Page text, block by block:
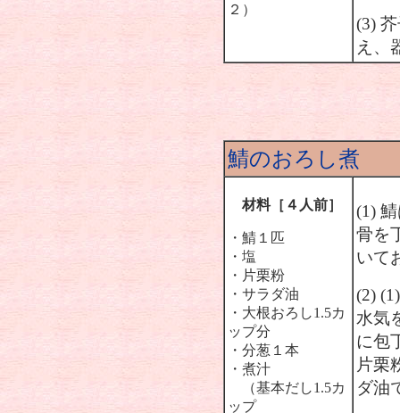
２）
(3)
え、
鯖のおろし煮
材料［４人前］
・鯖１匹
・塩
・片栗粉
・サラダ油
・大根おろし1.5カ
ップ分
・分葱１本
・煮汁
（基本だし1.5カ
ップ
(1)
骨を
いて
(2)
水気
に包
片栗
ダ油